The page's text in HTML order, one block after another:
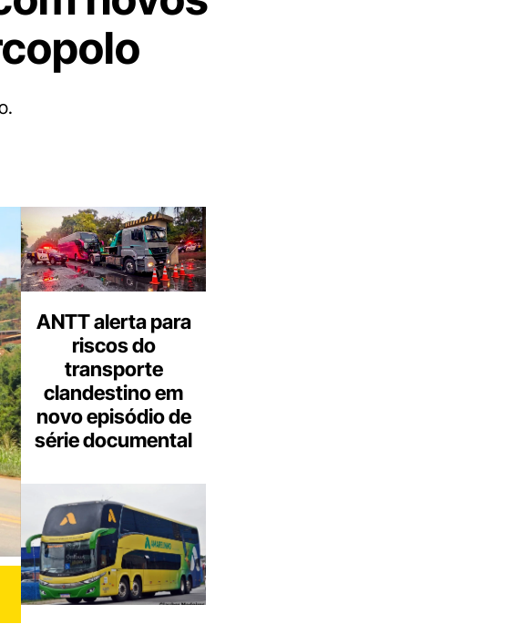
ANTT alerta para
riscos do
transporte
clandestino em
novo episódio de
série documental
aqui
o
seu
e-
mail